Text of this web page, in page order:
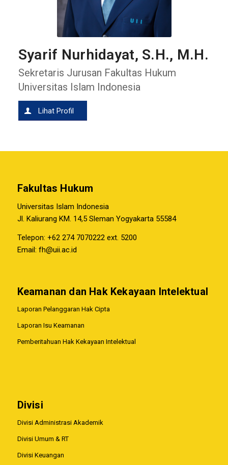
Syarif Nurhidayat, S.H., M.H.
Sekretaris Jurusan Fakultas Hukum
Universitas Islam Indonesia
Lihat Profil
Fakultas Hukum
Universitas Islam Indonesia
Jl. Kaliurang KM. 14,5 Sleman Yogyakarta 55584
Telepon: +62 274 7070222 ext. 5200
Email: fh@uii.ac.id
Keamanan dan Hak Kekayaan Intelektual
Laporan Pelanggaran Hak Cipta
Laporan Isu Keamanan
Pemberitahuan Hak Kekayaan Intelektual
Divisi
Divisi Administrasi Akademik
Divisi Umum & RT
Divisi Keuangan